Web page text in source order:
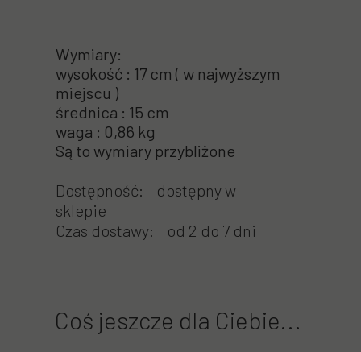
Dostępność: dostępny w
sklepie
Czas dostawy: od 2 do 7 dni
Wymiary:
wysokość : 17 cm ( w najwyższym
miejscu )
średnica : 15 cm
waga : 0,86 kg
Są to wymiary przybliżone
Coś jeszcze dla Ciebie...